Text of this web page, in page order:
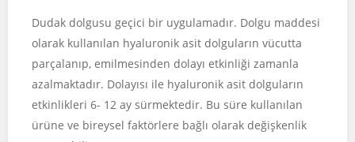
Dudak dolgusu geçici bir uygulamadır. Dolgu maddesi
olarak kullanılan hyaluronik asit dolguların vücutta
parçalanıp, emilmesinden dolayı etkinliği zamanla
azalmaktadır. Dolayısı ile hyaluronik asit dolguların
etkinlikleri 6- 12 ay sürmektedir. Bu süre kullanılan
ürüne ve bireysel faktörlere bağlı olarak değişkenlik